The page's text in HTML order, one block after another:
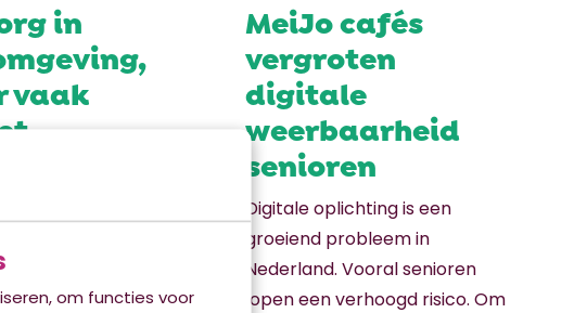
om functies voor
in
vaak
Flevoland kunnen
vaker
MeiJo cafés
vergroten
digitale
weerbaarheid
senioren
Digitale oplichting is een
groeiend probleem in
Nederland. Vooral senioren
lopen een verhoogd risico. Om